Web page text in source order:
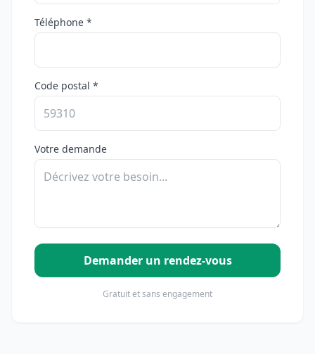
Téléphone *
Code postal *
Votre demande
Demander un rendez-vous
Gratuit et sans engagement